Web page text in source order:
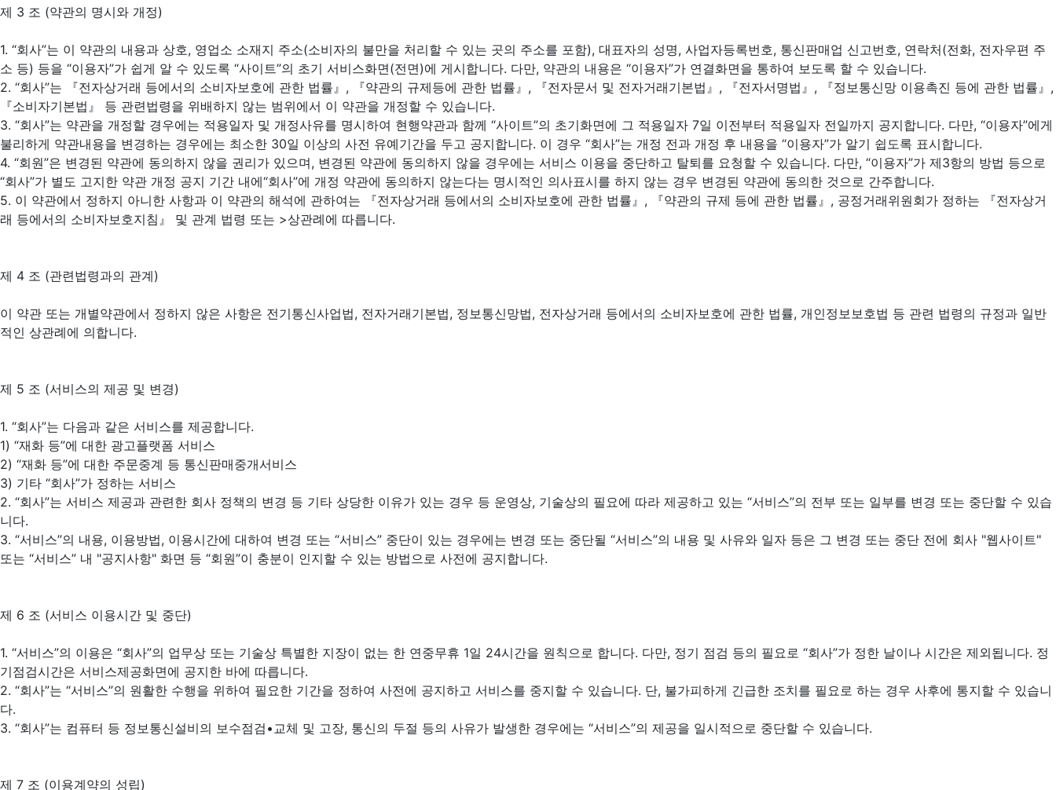
제 3 조 (약관의 명시와 개정)
1. “회사”는 이 약관의 내용과 상호, 영업소 소재지 주소(소비자의 불만을 처리할 수 있는 곳의 주소를 포함), 대표자의 성명, 사업자등록번호, 통신판매업 신고번호, 연락처(전화, 전자우편 주
소 등) 등을 “이용자”가 쉽게 알 수 있도록 “사이트”의 초기 서비스화면(전면)에 게시합니다. 다만, 약관의 내용은 “이용자”가 연결화면을 통하여 보도록 할 수 있습니다.
2. “회사”는 『전자상거래 등에서의 소비자보호에 관한 법률』, 『약관의 규제등에 관한 법률』, 『전자문서 및 전자거래기본법』, 『전자서명법』, 『정보통신망 이용촉진 등에 관한 법률』,
『소비자기본법』 등 관련법령을 위배하지 않는 범위에서 이 약관을 개정할 수 있습니다.
3. “회사”는 약관을 개정할 경우에는 적용일자 및 개정사유를 명시하여 현행약관과 함께 “사이트”의 초기화면에 그 적용일자 7일 이전부터 적용일자 전일까지 공지합니다. 다만, “이용자”에게
불리하게 약관내용을 변경하는 경우에는 최소한 30일 이상의 사전 유예기간을 두고 공지합니다. 이 경우 “회사”는 개정 전과 개정 후 내용을 “이용자”가 알기 쉽도록 표시합니다.
4. “회원”은 변경된 약관에 동의하지 않을 권리가 있으며, 변경된 약관에 동의하지 않을 경우에는 서비스 이용을 중단하고 탈퇴를 요청할 수 있습니다. 다만, “이용자”가 제3항의 방법 등으로
“회사”가 별도 고지한 약관 개정 공지 기간 내에“회사”에 개정 약관에 동의하지 않는다는 명시적인 의사표시를 하지 않는 경우 변경된 약관에 동의한 것으로 간주합니다.
5. 이 약관에서 정하지 아니한 사항과 이 약관의 해석에 관하여는 『전자상거래 등에서의 소비자보호에 관한 법률』, 『약관의 규제 등에 관한 법률』, 공정거래위원회가 정하는 『전자상거
래 등에서의 소비자보호지침』 및 관계 법령 또는 >상관례에 따릅니다.
제 4 조 (관련법령과의 관계)
이 약관 또는 개별약관에서 정하지 않은 사항은 전기통신사업법, 전자거래기본법, 정보통신망법, 전자상거래 등에서의 소비자보호에 관한 법률, 개인정보보호법 등 관련 법령의 규정과 일반
적인 상관례에 의합니다.
제 5 조 (서비스의 제공 및 변경)
1. “회사”는 다음과 같은 서비스를 제공합니다.
1) “재화 등”에 대한 광고플랫폼 서비스
2) “재화 등”에 대한 주문중계 등 통신판매중개서비스
3) 기타 “회사”가 정하는 서비스
2. “회사”는 서비스 제공과 관련한 회사 정책의 변경 등 기타 상당한 이유가 있는 경우 등 운영상, 기술상의 필요에 따라 제공하고 있는 “서비스”의 전부 또는 일부를 변경 또는 중단할 수 있습
니다.
3. “서비스”의 내용, 이용방법, 이용시간에 대하여 변경 또는 “서비스” 중단이 있는 경우에는 변경 또는 중단될 “서비스”의 내용 및 사유와 일자 등은 그 변경 또는 중단 전에 회사 "웹사이트"
또는 “서비스” 내 "공지사항" 화면 등 “회원”이 충분이 인지할 수 있는 방법으로 사전에 공지합니다.
제 6 조 (서비스 이용시간 및 중단)
1. “서비스”의 이용은 “회사”의 업무상 또는 기술상 특별한 지장이 없는 한 연중무휴 1일 24시간을 원칙으로 합니다. 다만, 정기 점검 등의 필요로 “회사”가 정한 날이나 시간은 제외됩니다. 정
기점검시간은 서비스제공화면에 공지한 바에 따릅니다.
2. “회사”는 “서비스”의 원활한 수행을 위하여 필요한 기간을 정하여 사전에 공지하고 서비스를 중지할 수 있습니다. 단, 불가피하게 긴급한 조치를 필요로 하는 경우 사후에 통지할 수 있습니
다.
3. “회사”는 컴퓨터 등 정보통신설비의 보수점검•교체 및 고장, 통신의 두절 등의 사유가 발생한 경우에는 “서비스”의 제공을 일시적으로 중단할 수 있습니다.
제 7 조 (이용계약의 성립)